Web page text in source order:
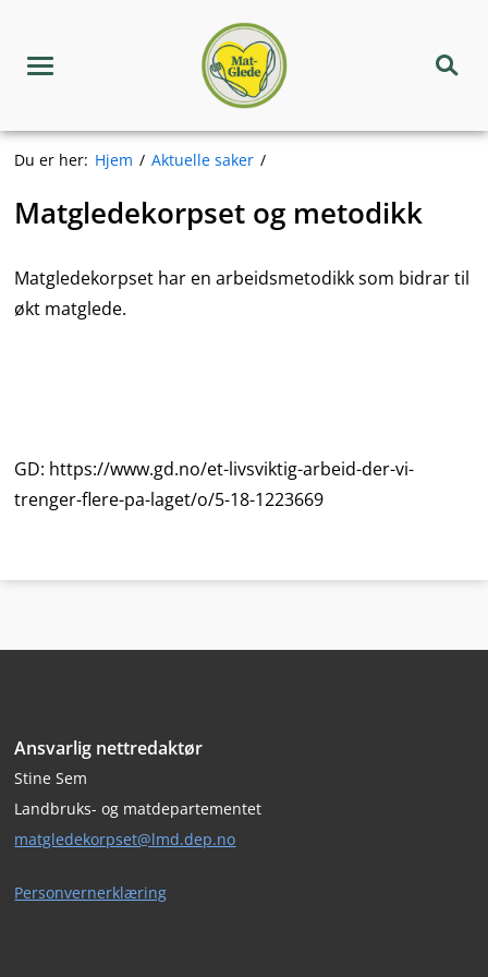
innholdMeny
Matgledekorpset
Søk
Du er her: Hjem Aktuelle saker
Matgledekorpset og metodikk
Matgledekorpset har en arbeidsmetodikk som bidrar til
økt matglede.
GD: https://www.gd.no/et-livsviktig-arbeid-der-vi-
trenger-flere-pa-laget/o/5-18-1223669
Ansvarlig nettredaktør
Stine Sem
Landbruks- og matdepartementet
matgledekorpset@lmd.dep.no
Personvernerklæring